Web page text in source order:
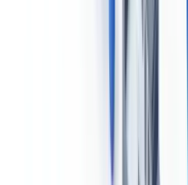
Le Canada n'est pas membre